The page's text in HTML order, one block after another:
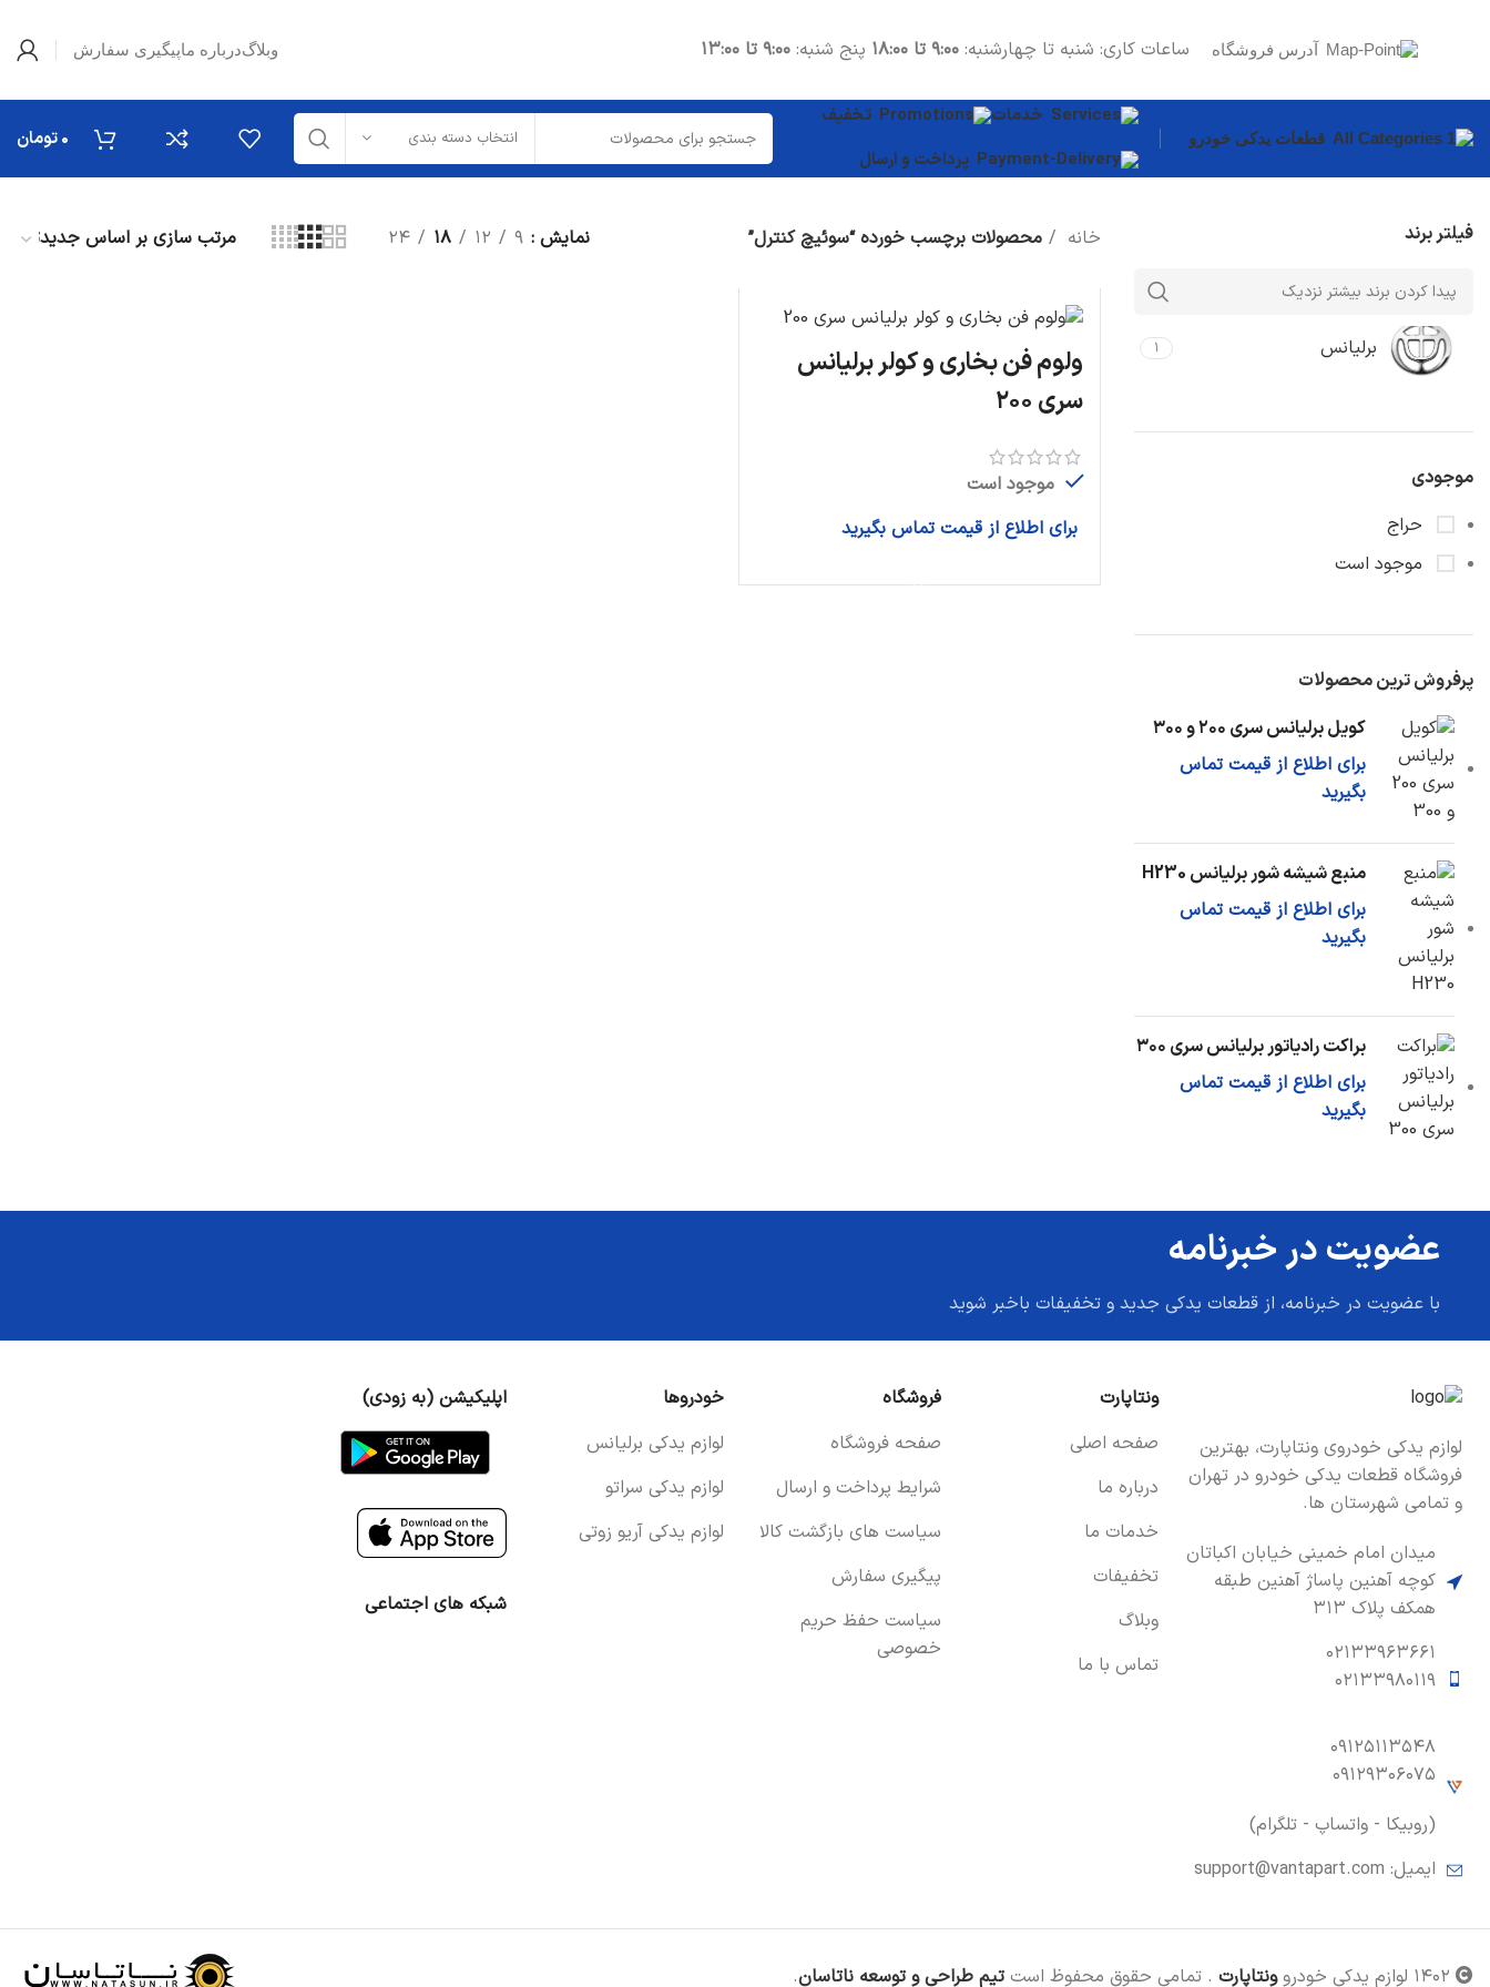
آدرس فروشگاه ساعات کاری: شنبه تا چهارشنبه: ۹:۰۰ تا ۱۸:۰۰ پنج شنبه: ۹:۰۰ تا ۱۳:۰۰ وبلاگدرباره ماپیگیری سفارش
قطعات یدکی خودرو
قطعات بدنه
سپر
درب موتور
دیگر قطعات...
سیستم روغن
کارتل روغن
اویل پمپ
قطعات موتوری
شاتون
فشنگی استپ ترمز
قطعات تعلیق
خدمات
تخفیف
پرداخت و ارسال
انتخاب دسته بندی ۰تومان
فیلتر برند
برلیانس ۱
موجودی
حراج
موجود است
پرفروش ترین محصولات
کویل برلیانس سری ۲۰۰ و ۳۰۰
برای اطلاع از قیمت تماس
بگیرید
منبع شیشه شور برلیانس H230
برای اطلاع از قیمت تماس
بگیرید
براکت رادیاتور برلیانس سری ۳۰۰
برای اطلاع از قیمت تماس
بگیرید
خانه محصولات برچسب خورده “سوئیچ کنترل” نمایش ۹ ۱۲ ۱۸ ۲۴
ولوم فن بخاری و کولر برلیانس
سری ۲۰۰
موجود است
برای اطلاع از قیمت تماس بگیرید
عضویت در خبرنامه
با عضویت در خبرنامه، از قطعات یدکی جدید و تخفیفات باخبر شوید
لوازم یدکی خودروی ونتاپارت، بهترین
فروشگاه قطعات یدکی خودرو در تهران
و تمامی شهرستان ها.
میدان امام خمینی خیابان اکباتان
کوچه آهنین پاساژ آهنین طبقه
همکف پلاک ۳۱۳
۰۲۱۳۳۹۶۳۶۶۱
۰۲۱۳۳۹۸۰۱۱۹
۰۹۱۲۵۱۱۳۵۴۸
۰۹۱۲۹۳۰۶۰۷۵
(روبیکا - واتساپ - تلگرام)
ایمیل: support@vantapart.com
ونتاپارت
صفحه اصلی
درباره ما
خدمات ما
تخفیفات
وبلاگ
تماس با ما
فروشگاه
صفحه فروشگاه
شرایط پرداخت و ارسال
سیاست های بازگشت کالا
پیگیری سفارش
سیاست حفظ حریم
خصوصی
خودروها
لوازم یدکی برلیانس
لوازم یدکی سراتو
لوازم یدکی آریو زوتی
اپلیکیشن (به زودی)
شبکه های اجتماعی
ونتاپارت . تمامی حقوق محفوظ استتیم طراحی و توسعه ناتاسان.